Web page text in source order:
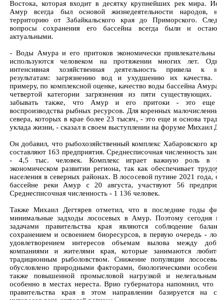
Востока, которая входит в десятку крупнейших рек мира.
Амур всегда был основой жизнедеятельности народов,
территорию от Забайкальского края до Приморского.
вопросы сохранения его бассейна всегда были и
актуальными.
- Воды Амура и его притоков экономически
используются человеком на протяжении многих лет.
интенсивная хозяйственная деятельность привела к
результатам: загрязнению вод и ухудшению их
примеру, по комплексной оценке, качество воды бассейна
четвертой категории загрязнения из пяти
забывать также, что Амур и его притоки - это
воспроизводства рыбных ресурсов. Для коренных
севера, которых в крае более 23 тысяч, - это еще и основа
уклада жизни, - сказал в своем выступлении на форуме Михаил
Он добавил, что рыбохозяйственный комплекс Хабаровского
составляют 163 предприятия. Среднесписочная численность
- 4,5 тыс. человек. Комплекс играет важную роль в
экономическом развитии региона, так как обеспечивает
населения в северных районах. В лососевой путине 2021 года,
бассейне реки Амур с 20 августа, участвуют 56
Среднесписочная численность - 1 136 человек.
Также Михаил Дегтярев отметил, что в последние годы
минимальные задходы лососевых в Амур. Поэтому сегодня
задачами правительства края являются соблюдение
сохранением и освоением биоресурсов, в первую очередь -
удовлетворением интересов объемам вылова между
компаниями и жителями края, которые занимаются
традиционным рыболовством. Снижение популяции
обусловлено природными факторами, биологическими
также повышенной промысловой нагрузкой и
особенно в местах нереста. Врио губернатора напомнил, что
правительства края в этом направлении базируется на